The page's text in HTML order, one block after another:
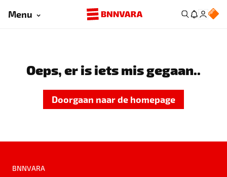
Menu
Oeps, er is iets mis gegaan..
Doorgaan naar de homepage
BNNVARA